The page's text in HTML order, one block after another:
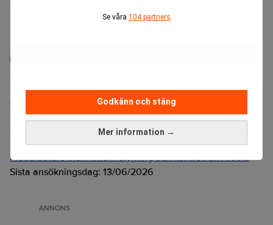
Se våra 104 partners
Mer information →
Godkänn och stäng
Senaste lediga jobben
Bolagsjurist till Eltel AB
Placering:Bromma, Stockholm
Sista ansökningsdag:21/08/2026
Medarbetare inom Intern styrning och kontroll till Alecta
Sista ansökningsdag: 13/06/2026
ANNONS